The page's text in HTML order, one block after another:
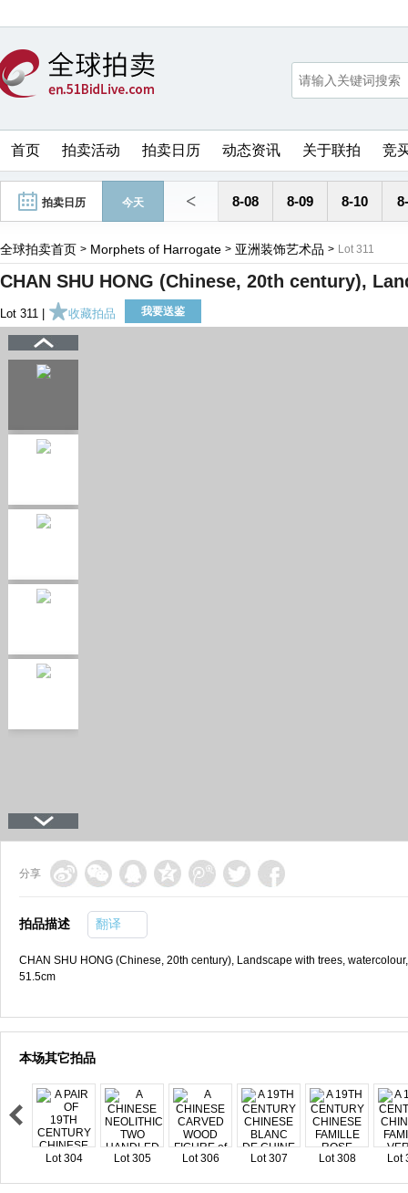
首页 拍卖活动 拍卖日历 动态资讯 关于联拍 竞
拍卖日历 今天 < 8-08 8-09 8-10
全球拍卖首页 > Morphets of Harrogate > 亚洲装饰艺术品 > Lot 311
CHAN SHU HONG (Chinese, 20th century),
Lot 311 | 收藏拍品 我要送鉴
分享
拍品描述 翻译
CHAN SHU HONG (Chinese, 20th century), Landscape with trees,
51.5cm
本场其它拍品
Lot 304 Lot 305 Lot 306 Lot 307 Lot 308 Lot